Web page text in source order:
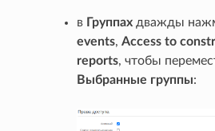
в Группах дважды
events,Access to
reports, чтобы
Выбранные группы: